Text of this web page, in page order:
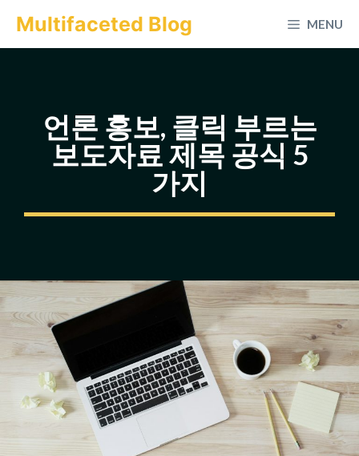
Multifaceted Blog MENU
언론 홍보, 클릭 부르는
보도자료 제목 공식 5
가지